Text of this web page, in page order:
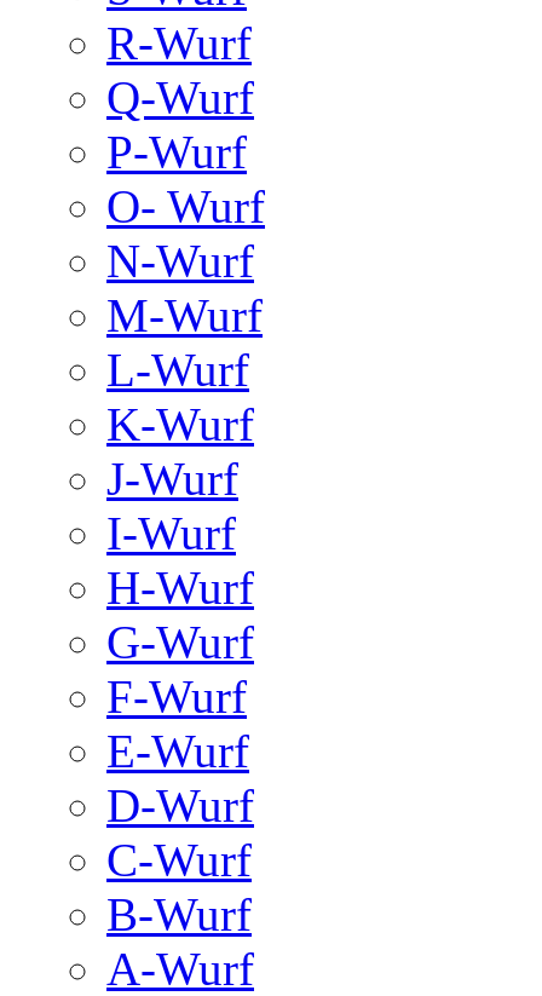
R-Wurf
Q-Wurf
P-Wurf
O- Wurf
N-Wurf
M-Wurf
L-Wurf
K-Wurf
J-Wurf
I-Wurf
H-Wurf
G-Wurf
F-Wurf
E-Wurf
D-Wurf
C-Wurf
B-Wurf
A-Wurf